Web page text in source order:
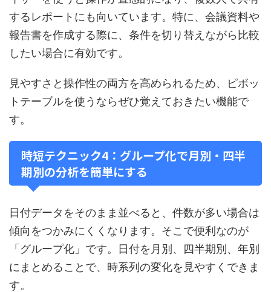
するレポートにも向いています。特に、会議資料や
報告書を作成する際に、条件を切り替えながら比較
したい場合に有効です。
見やすさと操作性の両方を高められるため、ピボッ
トテーブルを使うならぜひ覚えておきたい機能で
す。
時短テクニック4：グループ化で月別・四半
期別の分析を簡単にする
日付データをそのまま並べると、件数が多い場合は
傾向をつかみにくくなります。そこで便利なのが
「グループ化」です。日付を月別、四半期別、年別
にまとめることで、時系列の変化を見やすくできま
す。